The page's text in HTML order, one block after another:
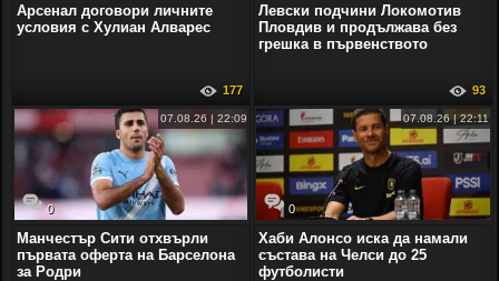
Арсенал договори личните
условия с Хулиан Алварес
177
Левски подчини Локомотив
Пловдив и продължава без
грешка в първенството
93
0
07.08.26 | 22:09
Манчестър Сити отхвърли
първата оферта на Барселона
за Родри
0
07.08.26 | 22:11
Хаби Алонсо иска да намали
състава на Челси до 25
футболисти